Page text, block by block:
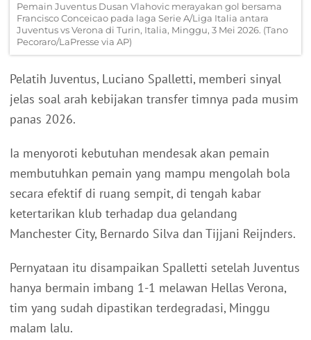
Pemain Juventus Dusan Vlahovic merayakan gol bersama
Francisco Conceicao pada laga Serie A/Liga Italia antara
Juventus vs Verona di Turin, Italia, Minggu, 3 Mei 2026. (Tano
Pecoraro/LaPresse via AP)
Pelatih Juventus, Luciano Spalletti, memberi sinyal
jelas soal arah kebijakan transfer timnya pada musim
panas 2026.
Ia menyoroti kebutuhan mendesak akan pemain
membutuhkan pemain yang mampu mengolah bola
secara efektif di ruang sempit, di tengah kabar
ketertarikan klub terhadap dua gelandang
Manchester City, Bernardo Silva dan Tijjani Reijnders.
Pernyataan itu disampaikan Spalletti setelah Juventus
hanya bermain imbang 1-1 melawan Hellas Verona,
tim yang sudah dipastikan terdegradasi, Minggu
malam lalu.